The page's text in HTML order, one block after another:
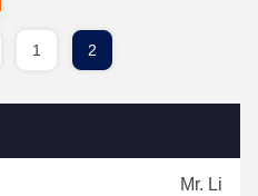
1 2
Mr. Li